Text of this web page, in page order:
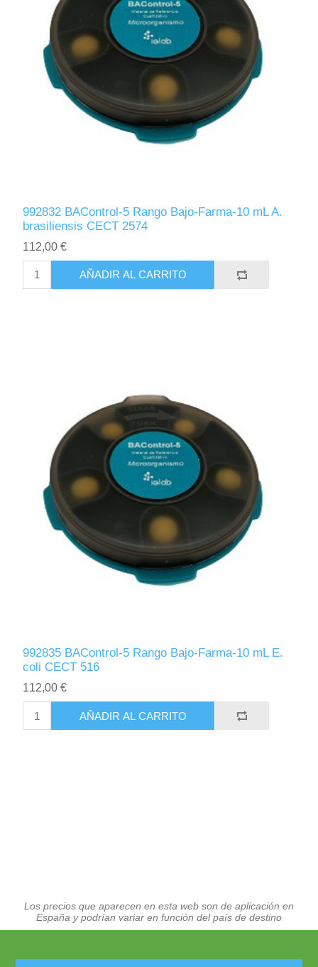
992832 BAControl-5 Rango Bajo-Farma-10 mL A.
brasiliensis CECT 2574
112,00 €
AÑADIR AL CARRITO
992835 BAControl-5 Rango Bajo-Farma-10 mL E.
coli CECT 516
112,00 €
AÑADIR AL CARRITO
Los precios que aparecen en esta web son de aplicación en
España y podrían variar en función del país de destino